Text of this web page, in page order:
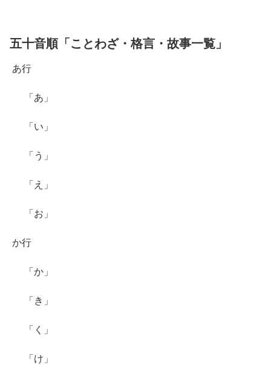
五十音順「ことわざ・格言・故事一覧」
あ行
「あ」
「い」
「う」
「え」
「お」
か行
「か」
「き」
「く」
「け」